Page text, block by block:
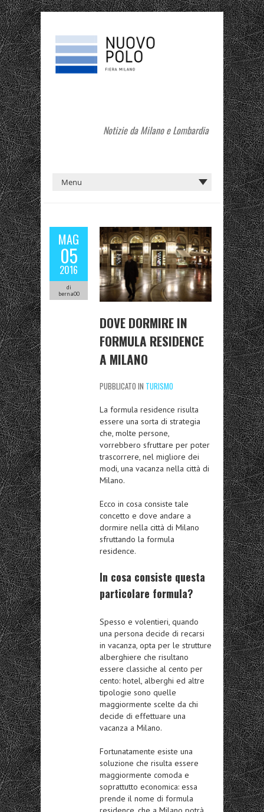
Notizie da Milano e Lombardia
MAG
05
2016
di
berna00
DOVE DORMIRE IN
FORMULA RESIDENCE
A MILANO
PUBBLICATO IN TURISMO
La formula residence risulta
essere una sorta di strategia
che, molte persone,
vorrebbero sfruttare per poter
trascorrere, nel migliore dei
modi, una vacanza nella città di
Milano.
Ecco in cosa consiste tale
concetto e dove andare a
dormire nella città di Milano
sfruttando la formula
residence.
In cosa consiste questa
particolare formula?
Spesso e volentieri, quando
una persona decide di recarsi
in vacanza, opta per le strutture
alberghiere che risultano
essere classiche al cento per
cento: hotel, alberghi ed altre
tipologie sono quelle
maggiormente scelte da chi
decide di effettuare una
vacanza a Milano.
Fortunatamente esiste una
soluzione che risulta essere
maggiormente comoda e
soprattutto economica: essa
prende il nome di formula